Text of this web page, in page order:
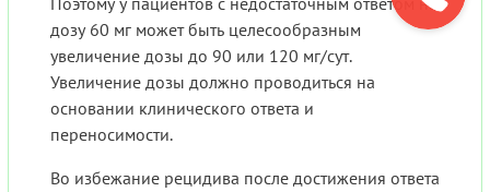
дозу 60 мг может быть целесообразным
увеличение дозы до 90 или 120 мг/сут.
Увеличение дозы должно проводиться на
основании клинического ответа и
переносимости.
Во избежание рецидива после достижения ответа